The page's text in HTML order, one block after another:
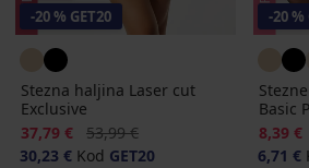
-20 % GET20
Stezna haljina Laser cut
Exclusive
Popust
37,79 € Prvobitna cijena
53,99 €
30,23 € Kod GET20
-20 %
Basic
Popust
8,39 €
6,71 €